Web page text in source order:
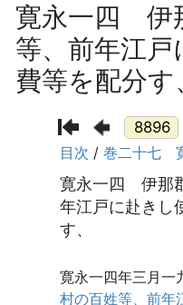
寛永一四 伊
等、前年江戸
費等を配分す